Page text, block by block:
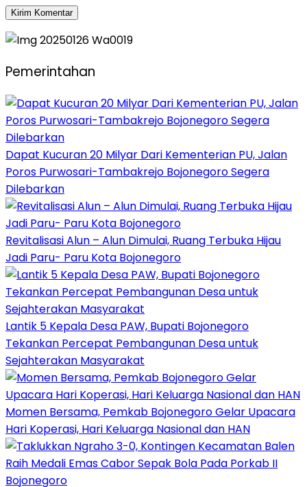
Pemerintahan
Dapat Kucuran 20 Milyar Dari Kementerian PU, Jalan
Poros Purwosari-Tambakrejo Bojonegoro Segera
Dilebarkan
Revitalisasi Alun – Alun Dimulai, Ruang Terbuka Hijau
Jadi Paru- Paru Kota Bojonegoro
Lantik 5 Kepala Desa PAW, Bupati Bojonegoro
Tekankan Percepat Pembangunan Desa untuk
Sejahterakan Masyarakat
Momen Bersama, Pemkab Bojonegoro Gelar Upacara
Hari Koperasi, Hari Keluarga Nasional dan HAN